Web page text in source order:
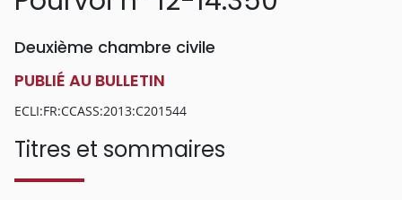
Deuxième chambre civile
PUBLIÉ AU BULLETIN
ECLI:FR:CCASS:2013:C201544
Titres et sommaires